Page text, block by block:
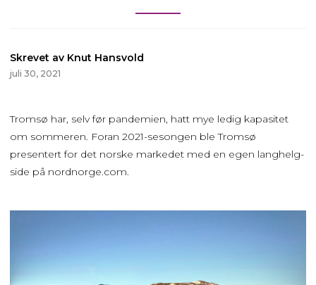
Skrevet av Knut Hansvold
juli 30, 2021
Tromsø har, selv før pandemien, hatt mye ledig kapasitet
om sommeren. Foran 2021-sesongen ble Tromsø
presentert for det norske markedet med en egen langhelg-
side på nordnorge.com.